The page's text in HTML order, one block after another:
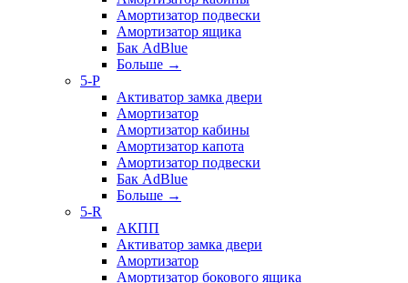
Амортизатор подвески
Амортизатор ящика
Бак AdBlue
Больше →
5-P
Активатор замка двери
Амортизатор
Амортизатор кабины
Амортизатор капота
Амортизатор подвески
Бак AdBlue
Больше →
5-R
АКПП
Активатор замка двери
Амортизатор
Амортизатор бокового ящика